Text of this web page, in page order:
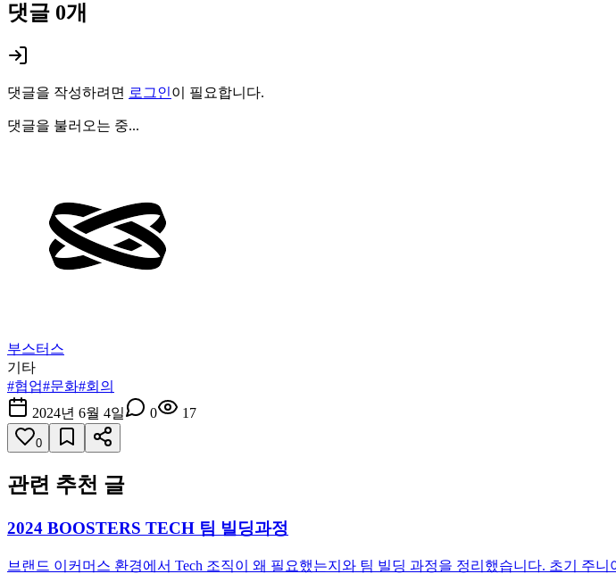
댓글 0개
댓글을 작성하려면 로그인이 필요합니다.
댓글을 불러오는 중...
부스터스
기타
#협업#문화#회의
2024년 6월 4일
0 17
0
관련 추천 글
2024 BOOSTERS TECH 팀 빌딩과정
브랜드 이커머스 환경에서 Tech 조직이 왜 필요했는지와 팀 빌딩 과정을 정리했습니다. 초기 주